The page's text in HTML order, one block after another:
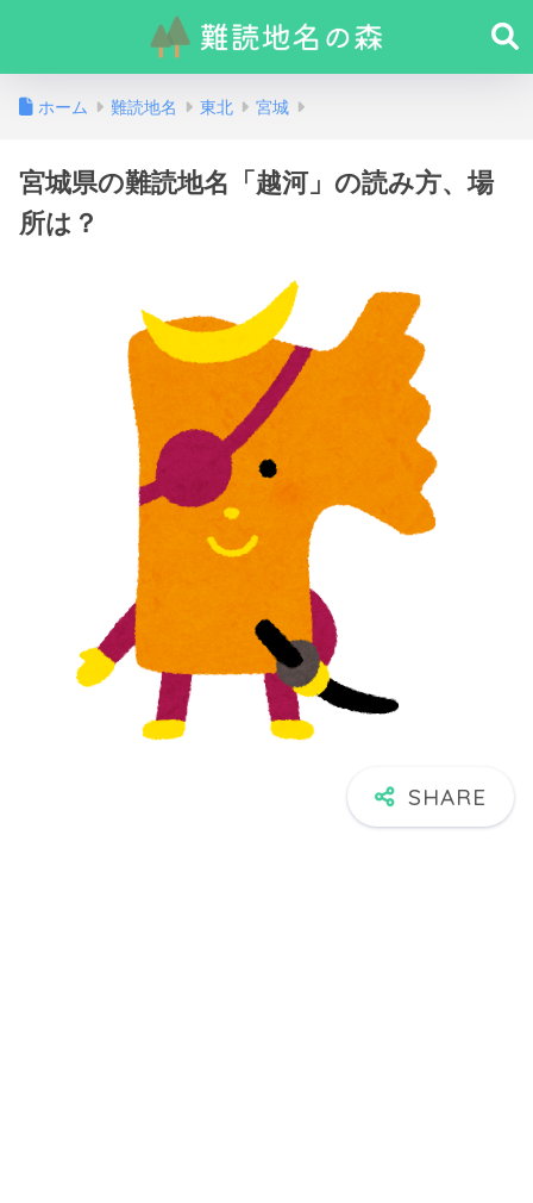
ホーム 難読地名 東北 宮城
宮城県の難読地名「越河」の読み方、場
所は？